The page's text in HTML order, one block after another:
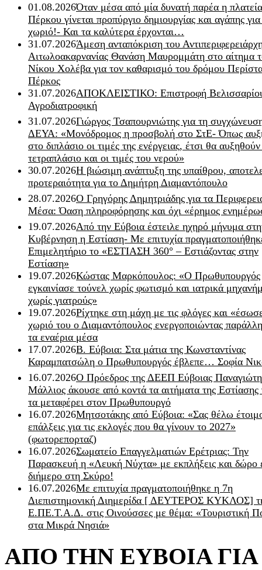
01.08.2026Όταν μέσα από μία δυνατή παρέα η
Πέρκου γίνεται προπύργιο δημιουργίας και αγάπης
χωριό!- Και τα καλύτερα έρχονται…
31.07.2026Άμεση ανταπόκριση του
Αιτωλοακαρνανίας Θανάση Μαυρομμάτη στο αίτημα
Νίκου Χολέβα για τον καθαρισμό του δρόμου
Πέρκος
31.07.2026ΑΠΟΚΛΕΙΣΤΙΚΟ: Επιστροφή
Αγροδιατροφική
31.07.2026Γιώργος Τσαπουρνιώτης για τη
ΔΕΥΑ: «Μονόδρομος η προσβολή στο ΣτΕ- Όπως
στο διπλάσιο οι τιμές της ενέργειας, έτσι θα
τετραπλάσιο και οι τιμές του νερού»
30.07.2026Η βιώσιμη ανάπτυξη της υπαίθρου,
προτεραιότητα για το Δημήτρη Διαμαντόπουλο
28.07.2026Ο Γρηγόρης Δημητριάδης για τα
Μέσα: Όαση πληροφόρησης και όχι «έρημος
19.07.2026Από την Εύβοια έστειλε ηχηρό μήνυμα
Κυβέρνηση η Εστίαση- Με επιτυχία
Επιμελητήριο το «ΕΣΤΙΑΣΗ 360° – Εστιάζοντας στην
Εστίαση»
19.07.2026Κώστας Μαρκόπουλος: «Ο Πρωθυπουργός
εγκαινίασε τούνελ χωρίς φωτισμό και ιατρικά
χωρίς γιατρούς»
19.07.2026Ρίχτηκε στη μάχη με τις φλόγες και
χωριό του ο Διαμαντόπουλος ενεργοποιώντας
τα εναέρια μέσα
17.07.2026Β. Εύβοια: Στα μάτια της Κωνσταντίνας
Καραμπατσώλη ο Πρωθυπουργός έβλεπε… Σοφία
16.07.2026Ο Πρόεδρος της ΔΕΕΠ Εύβοιας
Μάλλιος άκουσε από κοντά τα αιτήματα της Εστίασης
τα μεταφέρει στον Πρωθυπουργό
16.07.2026Μητσοτάκης από Εύβοια: «Σας θέλω
επάλξεις για τις εκλογές που θα γίνουν το 2027»
(φωτορεπορταζ)
16.07.2026Σωματείο Επαγγελματιών Ερέτριας: Την
Παρασκευή η «Λευκή Νύχτα» με εκπλήξεις και δώρο
διήμερο στη Σκύρο!
16.07.2026Με επιτυχία πραγματοποιήθηκε η 7η
Διεπιστημονική Διημερίδα [ ΔEYΤΕΡΟΣ ΚΥΚΛΟΣ]
Ε.ΠΕ.Τ.Α.Δ. στις Οινούσσες με θέμα: «Τουριστική
στα Μικρά Νησιά»
ΑΠΟ ΤΗΝ ΕΥΒΟΙΑ